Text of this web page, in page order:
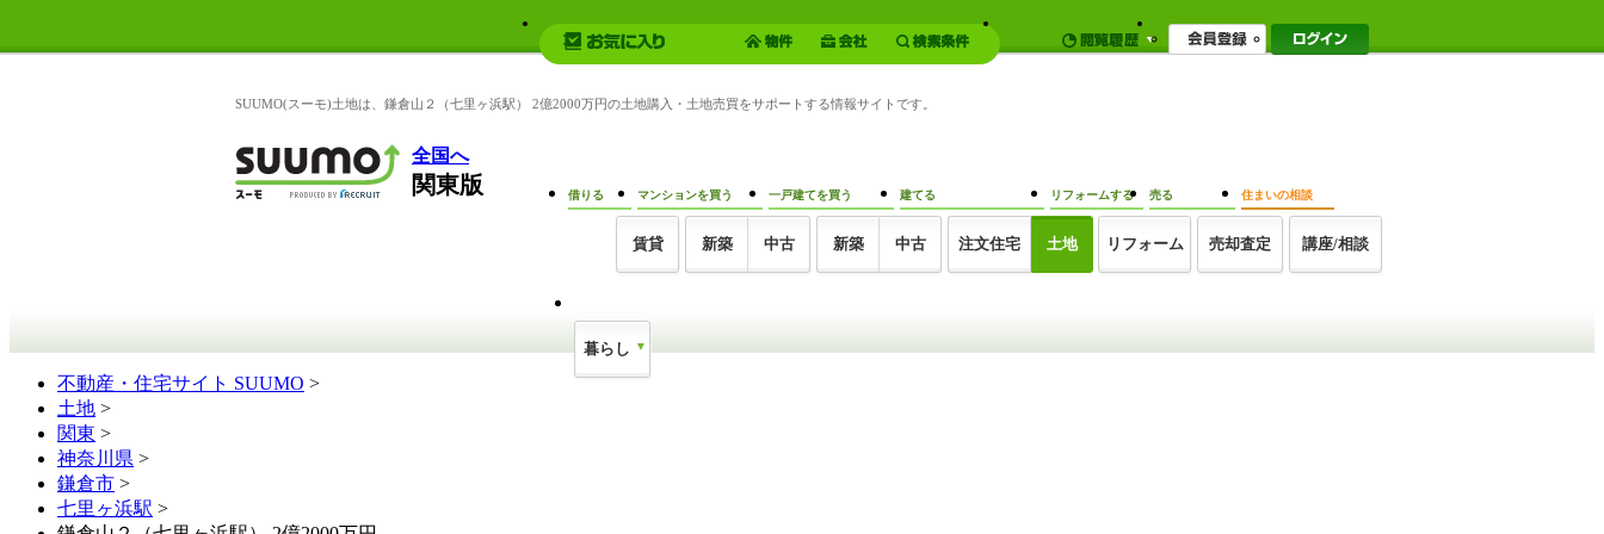
SUUMO(スーモ)土地は、鎌倉山２（七里ヶ浜駅） 2億2000万円の土地購入・土地売買をサポートする情報サイトです。
全国へ
関東版 借りる
賃貸
マンションを買う
新築 中古
一戸建てを買う
新築 中古
建てる
注文住宅 土地
リフォームする
リフォーム
売る
売却査定
住まいの相談
講座/相談
暮らし
不動産・住宅サイト SUUMO >
土地 >
関東 >
神奈川県 >
鎌倉市 >
七里ヶ浜駅 >